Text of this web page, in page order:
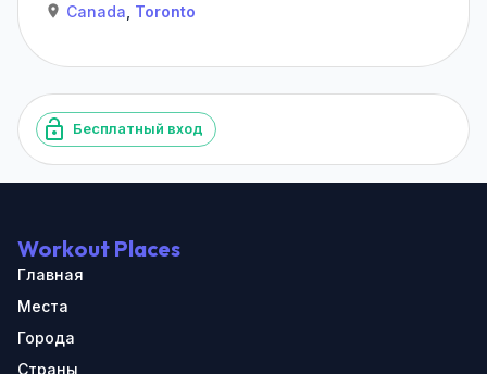
Canada Toronto
Бесплатный вход
Workout Places
Главная
Места
Города
Страны